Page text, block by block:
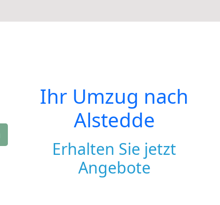
Ihr Umzug nach
Alstedde
Erhalten Sie jetzt
Angebote